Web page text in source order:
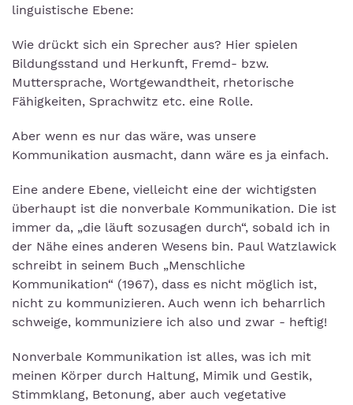
linguistische Ebene:
Wie drückt sich ein Sprecher aus? Hier spielen
Bildungsstand und Herkunft, Fremd- bzw.
Muttersprache, Wortgewandtheit, rhetorische
Fähigkeiten, Sprachwitz etc. eine Rolle.
Aber wenn es nur das wäre, was unsere
Kommunikation ausmacht, dann wäre es ja einfach.
Eine andere Ebene, vielleicht eine der wichtigsten
überhaupt ist die nonverbale Kommunikation. Die ist
immer da, „die läuft sozusagen durch“, sobald ich in
der Nähe eines anderen Wesens bin. Paul Watzlawick
schreibt in seinem Buch „Menschliche
Kommunikation“ (1967), dass es nicht möglich ist,
nicht zu kommunizieren. Auch wenn ich beharrlich
schweige, kommuniziere ich also und zwar - heftig!
Nonverbale Kommunikation ist alles, was ich mit
meinen Körper durch Haltung, Mimik und Gestik,
Stimmklang, Betonung, aber auch vegetative